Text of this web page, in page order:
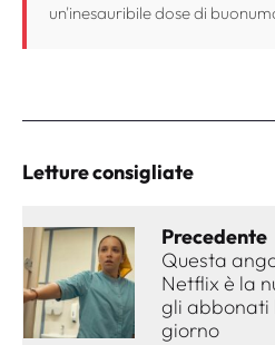
un'inesauribile dose di
Letture consigliate
Precedente
Questa
Netflix è la
gli abbonati
giorno